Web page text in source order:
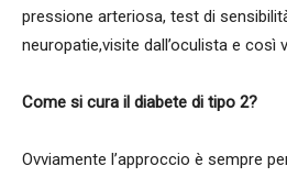
pressione arteriosa, test di
neuropatie,visite dall’oculista e così
Come si cura il diabete di tipo 2?
Ovviamente l’approccio è sempre